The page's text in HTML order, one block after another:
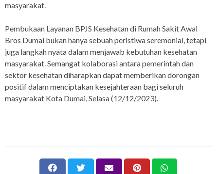
masyarakat.
Pembukaan Layanan BPJS Kesehatan di Rumah Sakit Awal
Bros Dumai bukan hanya sebuah peristiwa seremonial, tetapi
juga langkah nyata dalam menjawab kebutuhan kesehatan
masyarakat. Semangat kolaborasi antara pemerintah dan
sektor kesehatan diharapkan dapat memberikan dorongan
positif dalam menciptakan kesejahteraan bagi seluruh
masyarakat Kota Dumai, Selasa (12/12/2023).